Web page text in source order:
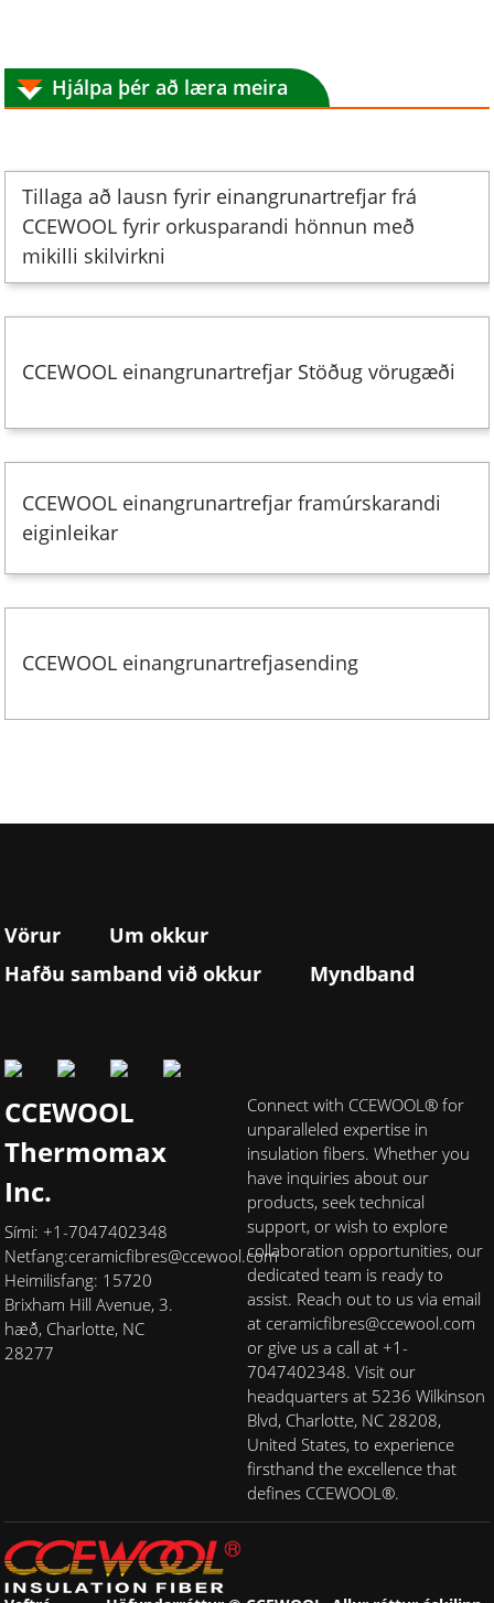
Hjálpa þér að læra meira
Tillaga að lausn fyrir einangrunartrefjar frá
CCEWOOL fyrir orkusparandi hönnun með
mikilli skilvirkni
CCEWOOL einangrunartrefjar Stöðug vörugæði
CCEWOOL einangrunartrefjar framúrskarandi
eiginleikar
CCEWOOL einangrunartrefjasending
Vörur
Um okkur
Hafðu samband við okkur
Myndband
CCEWOOL
Thermomax
Inc.
Sími: +1-7047402348
Netfang:ceramicfibres@ccewool.com
Heimilisfang: 15720
Brixham Hill Avenue, 3.
hæð, Charlotte, NC
28277
Connect with CCEWOOL® for
unparalleled expertise in
insulation fibers. Whether you
have inquiries about our
products, seek technical
support, or wish to explore
collaboration opportunities, our
dedicated team is ready to
assist. Reach out to us via email
at ceramicfibres@ccewool.com
or give us a call at +1-
7047402348. Visit our
headquarters at 5236 Wilkinson
Blvd, Charlotte, NC 28208,
United States, to experience
firsthand the excellence that
defines CCEWOOL®.